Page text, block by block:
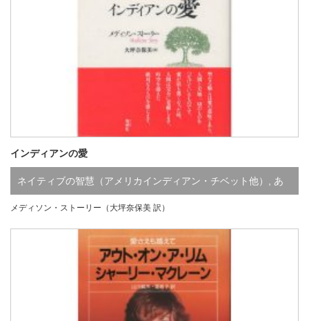
インディアンの愛
ネイティブの智慧（アメリカインディアン・チベット他） あ
行,さ行 , ま行 ,既刊 ,品切
メディソン・ストーリー（大坪奈保美 訳）